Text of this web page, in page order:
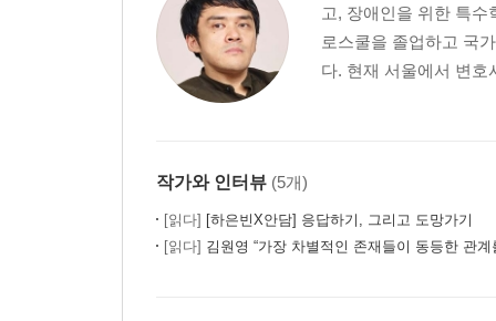
고, 장애인을 위한 특
로스쿨을 졸업하고 국
다. 현재 서울에서 변호
작가와 인터뷰 (5개)
[읽다] [하은빈X안담] 응답하기, 그리고 도망가기
[읽다] 김원영 “가장 차별적인 존재들이 동등한 관